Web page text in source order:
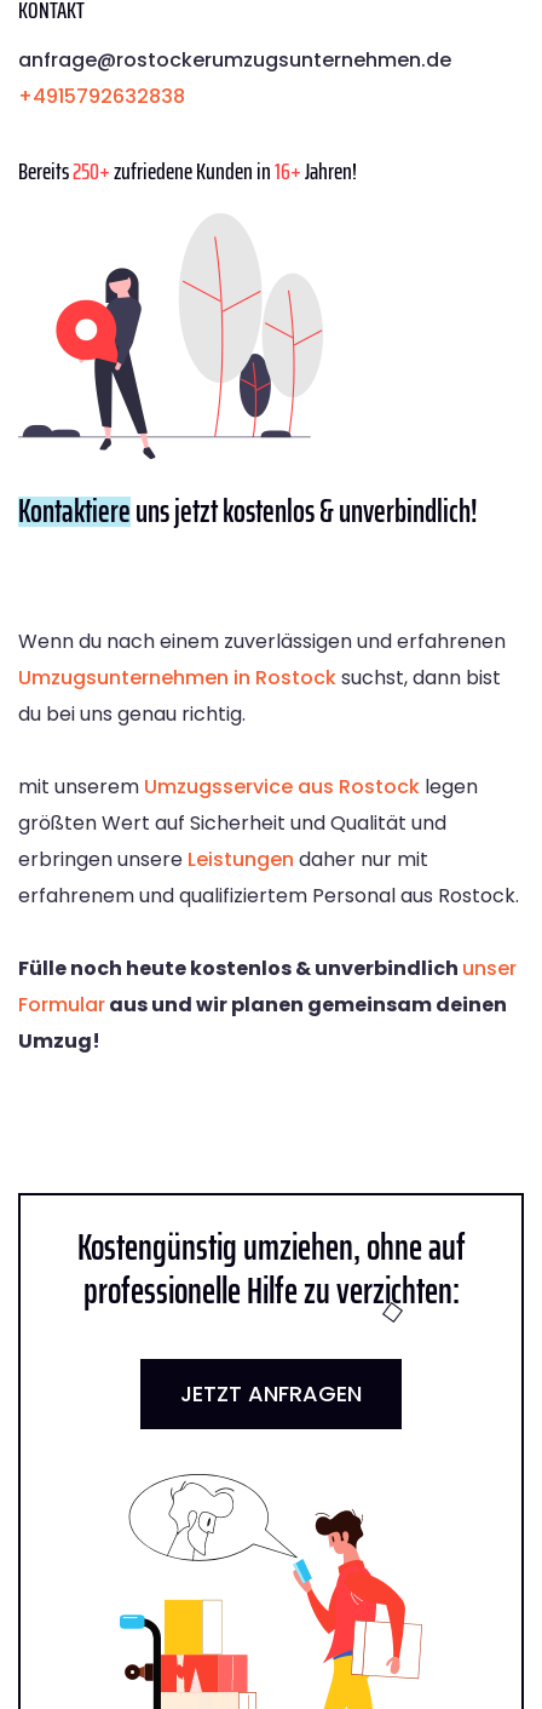
KONTAKT
anfrage@rostockerumzugsunternehmen.de
+4915792632838
Bereits250+zufriedene Kunden in16+Jahren!
Kontaktiereuns jetzt kostenlos & unverbindlich!
Wenn du nach einem zuverlässigen und erfahrenen
Umzugsunternehmen in Rostocksuchst, dann bist
du bei uns genau richtig.
mit unserem Umzugsservice aus Rostock legen
größten Wert auf Sicherheit und Qualität und
erbringen unsere Leistungen daher nur mit
erfahrenem und qualifiziertem Personal aus Rostock.
Fülle noch heute kostenlos & unverbindlich unser
Formularaus und wir planen gemeinsam deinen
Umzug!
Kostengünstig umziehen, ohne auf
professionelle Hilfe zu verzichten:
JETZT ANFRAGEN